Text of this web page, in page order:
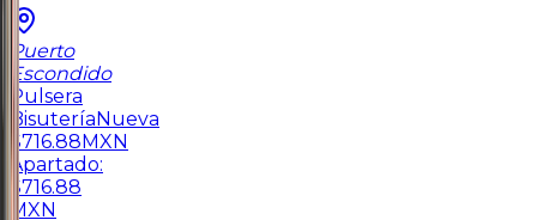
Puerto
Escondido
Pulsera
Bisutería Nueva
$716.88 MXN
Apartado:
$716.88
MXN